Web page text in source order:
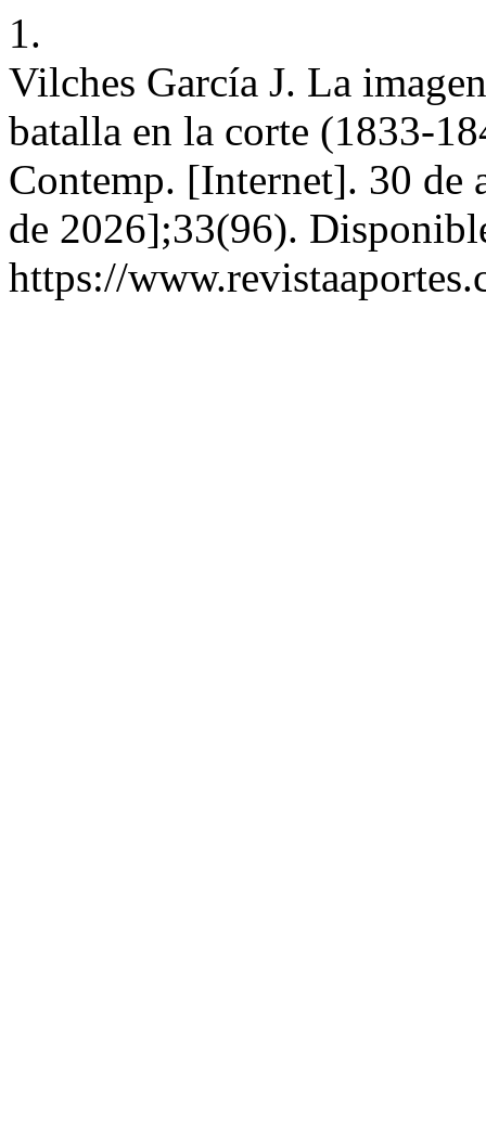
1.
Vilches García J. La
batalla en la corte (1833-
Contemp. [Internet]. 30 de
de 2026];33(96).
https://